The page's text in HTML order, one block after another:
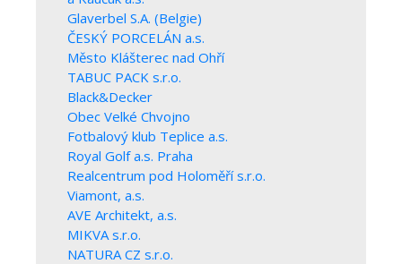
Glaverbel S.A. (Belgie)
ČESKÝ PORCELÁN a.s.
Město Klášterec nad Ohří
TABUC PACK s.r.o.
Black&Decker
Obec Velké Chvojno
Fotbalový klub Teplice a.s.
Royal Golf a.s. Praha
Realcentrum pod Holoměří s.r.o.
Viamont, a.s.
AVE Architekt, a.s.
MIKVA s.r.o.
NATURA CZ s.r.o.